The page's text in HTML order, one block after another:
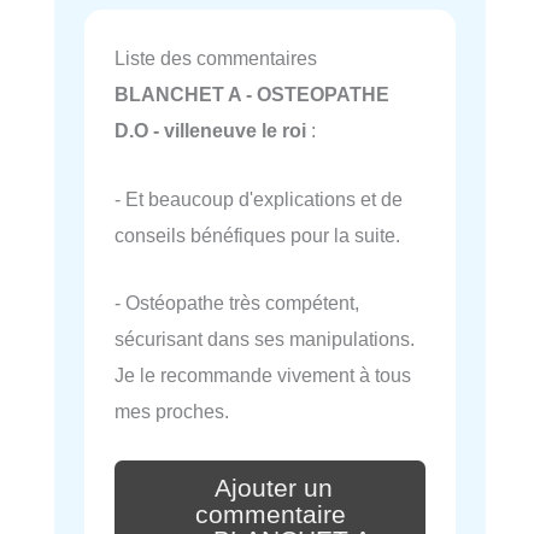
Liste des commentaires
BLANCHET A - OSTEOPATHE
D.O - villeneuve le roi :
- Et beaucoup d'explications et de
conseils bénéfiques pour la suite.
- Ostéopathe très compétent,
sécurisant dans ses manipulations.
Je le recommande vivement à tous
mes proches.
Ajouter un
commentaire